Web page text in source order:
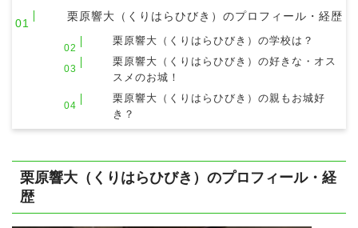
栗原響大（くりはらひびき）のプロフィール・経歴
栗原響大（くりはらひびき）の学校は？
栗原響大（くりはらひびき）の好きな・オス
スメのお城！
栗原響大（くりはらひびき）の親もお城好
き？
栗原響大（くりはらひびき）のプロフィール・経
歴